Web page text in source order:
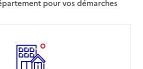
pour vos démarches